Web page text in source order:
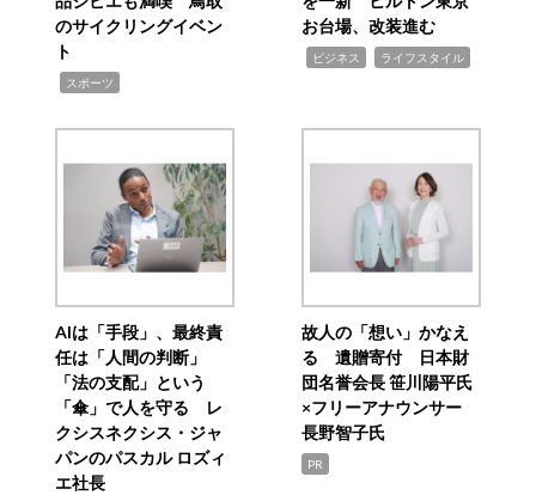
のサイクリングイベン
ト
スポーツ
お台場、改装進む
ビジネス ライフスタイル
AIは「手段」、最終責
任は「人間の判断」
「法の支配」という
「傘」で人を守る レ
クシスネクシス・ジャ
パンのパスカル ロズィ
エ社長
故人の「想い」かなえ
る 遺贈寄付 日本財
団名誉会長 笹川陽平氏
×フリーアナウンサー
長野智子氏
PR